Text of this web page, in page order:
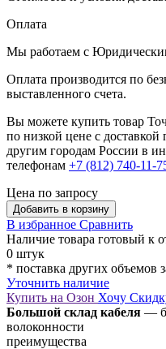
Оплата
Мы работаем с
Оплата производится по
выставленного счета.
Вы можете купить товар
по низкой цене с
другим городам России в
телефонам +7 (812) 740-11-
Цена по запросу
Добавить в корзину
В избранное Сравнить
Наличие товара готовый к
0 штук
* поставка других объемов
Уточнить наличие
Купить на Озон Хочу
Большой склад кабеля —
волоконности
преимущества